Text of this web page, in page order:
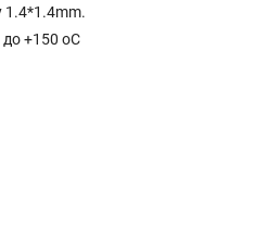
1.4*1.4mm.
+150 oC